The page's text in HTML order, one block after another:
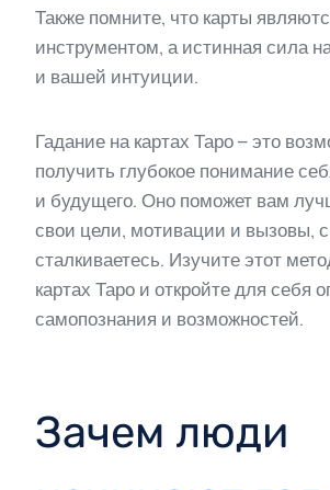
Также помните, что карты
инструментом, а истинная сила
и вашей интуиции.
Гадание на картах Таро – это
получить глубокое понимание
и будущего. Оно поможет вам
свои цели, мотивации и вызовы,
сталкиваетесь. Изучите этот
картах Таро и откройте для себя
самопознания и возможностей.
Зачем люди